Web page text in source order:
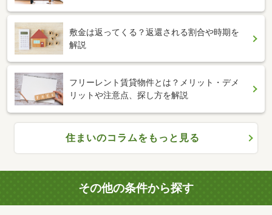
敷金は返ってくる？返還される割合や時期を
解説
フリーレント賃貸物件とは？メリット・デメ
リットや注意点、探し方を解説
住まいのコラムをもっと見る
その他の条件から探す